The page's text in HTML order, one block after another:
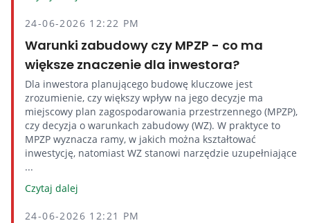
24-06-2026 12:22 PM
Warunki zabudowy czy MPZP - co ma
większe znaczenie dla inwestora?
Dla inwestora planującego budowę kluczowe jest
zrozumienie, czy większy wpływ na jego decyzje ma
miejscowy plan zagospodarowania przestrzennego (MPZP),
czy decyzja o warunkach zabudowy (WZ). W praktyce to
MPZP wyznacza ramy, w jakich można kształtować
inwestycję, natomiast WZ stanowi narzędzie uzupełniające
...
Czytaj dalej
24-06-2026 12:21 PM